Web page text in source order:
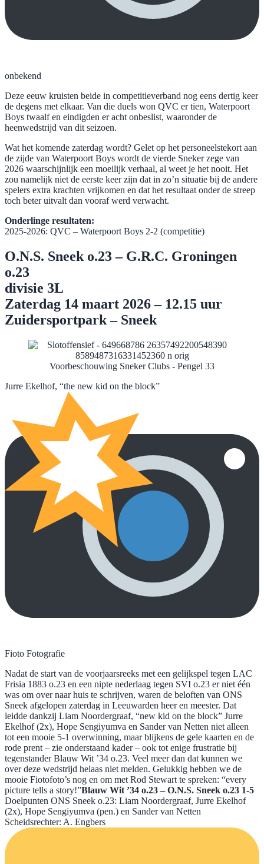
onbekend
Deze eeuw kruisten beide in competitieverband nog eens dertig keer
de degens met elkaar. Van die duels won QVC er tien, Waterpoort
Boys twaalf en eindigden er acht onbeslist, waaronder de
heenwedstrijd van dit seizoen.
Wat het komende zaterdag wordt? Gelet op het personeelstekort aan
de zijde van Waterpoort Boys wordt de vierde Sneker zege van
2026 waarschijnlijk een moeilijk verhaal, al weet je het nooit. Het
zou namelijk niet de eerste keer zijn dat in zo’n situatie bij de andere
spelers extra krachten vrijkomen en dat het resultaat onder de streep
toch beter uitvalt dan vooraf werd verwacht.
Onderlinge resultaten:
​2025-2026: QVC – Waterpoort Boys 2-2 (competitie)
O.N.S. Sneek o.23 – G.R.C. Groningen
o.23
divisie 3L
Zaterdag 14 maart 2026 – 12.15 uur
Zuidersportpark – Sneek
Voorbeschouwing Sneker Clubs - Pengel 33
Jurre Ekelhof, “the new kid on the block”
Fioto Fotografie
Nadat de start van de voorjaarsreeks met een gelijkspel tegen LAC
Frisia 1883 o.23 en een nipte nederlaag tegen SVI o.23 er niet één
was om over naar huis te schrijven, waren de beloften van ONS
Sneek afgelopen zaterdag in Leeuwarden heer en meester. Dat
leidde dankzij Liam Noordergraaf, “new kid on the block” Jurre
Ekelhof (2x), Hope Sengiyumva en Sander van Netten niet alleen
tot een mooie 5-1 overwinning, maar blijkens de gele kaarten en de
rode prent – zie onderstaand kader – ook tot enige frustratie bij
tegenstander Blauw Wit ’34 o.23. Veel meer dan dat kunnen we
over deze wedstrijd helaas niet melden. Gelukkig hebben we de
mooie Fiotofoto’s nog en om met Rod Stewart te spreken: “every
picture tells a story!”Blauw Wit ’34 o.23 – O.N.S. Sneek o.23 1-5
Doelpunten ONS Sneek o.23: Liam Noordergraaf, Jurre Ekelhof
(2x), Hope Sengiyumva (pen.) en Sander van Netten
Scheidsrechter: A. Engbers